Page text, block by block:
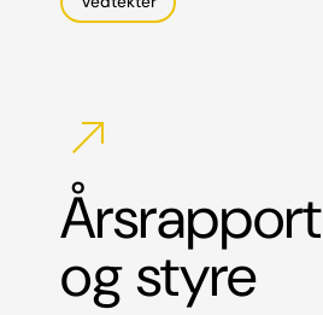
north_east
og styre